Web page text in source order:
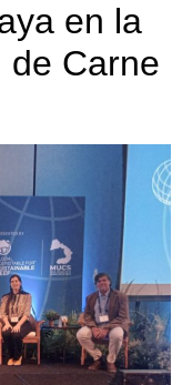
en la
de Carne